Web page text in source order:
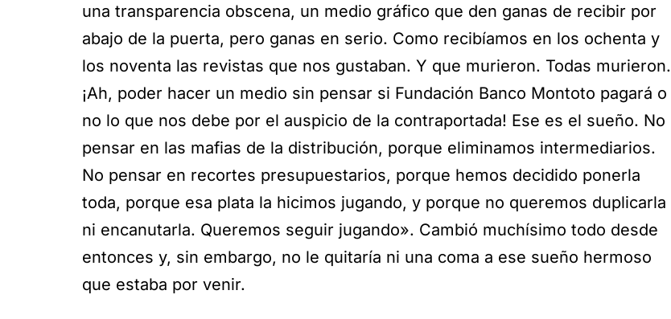
una transparencia obscena, un medio gráfico que den ganas de recibir por
abajo de la puerta, pero ganas en serio. Como recibíamos en los ochenta y
los noventa las revistas que nos gustaban. Y que murieron. Todas murieron.
¡Ah, poder hacer un medio sin pensar si Fundación Banco Montoto pagará o
no lo que nos debe por el auspicio de la contraportada! Ese es el sueño. No
pensar en las mafias de la distribución, porque eliminamos intermediarios.
No pensar en recortes presupuestarios, porque hemos decidido ponerla
toda, porque esa plata la hicimos jugando, y porque no queremos duplicarla
ni encanutarla. Queremos seguir jugando». Cambió muchísimo todo desde
entonces y, sin embargo, no le quitaría ni una coma a ese sueño hermoso
que estaba por venir.